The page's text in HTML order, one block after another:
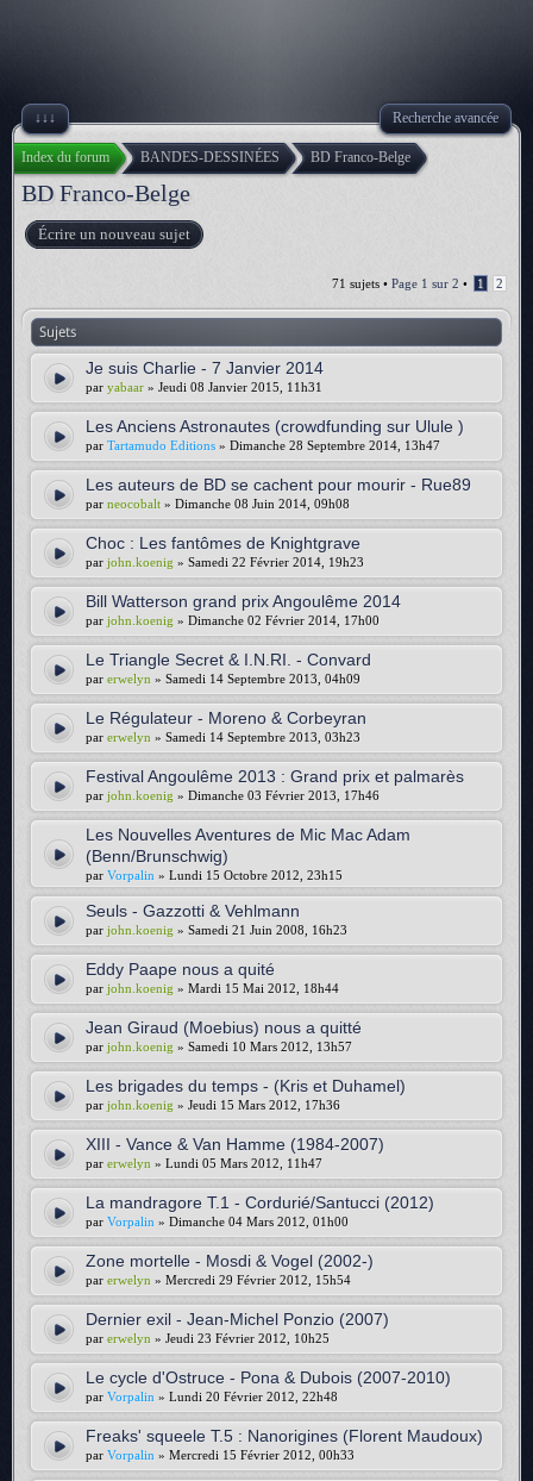
↓↓↓ Recherche avancée
Index du forum BANDES-DESSINÉES BD Franco-Belge
BD Franco-Belge
Écrire un nouveau sujet
71 sujets • Page 1 sur 2 • 1 2
Sujets
Je suis Charlie - 7 Janvier 2014
par yabaar » Jeudi 08 Janvier 2015, 11h31
Les Anciens Astronautes (crowdfunding sur Ulule )
par Tartamudo Editions » Dimanche 28 Septembre 2014, 13h47
Les auteurs de BD se cachent pour mourir - Rue89
par neocobalt » Dimanche 08 Juin 2014, 09h08
Choc : Les fantômes de Knightgrave
par john.koenig » Samedi 22 Février 2014, 19h23
Bill Watterson grand prix Angoulême 2014
par john.koenig » Dimanche 02 Février 2014, 17h00
Le Triangle Secret & I.N.RI. - Convard
par erwelyn » Samedi 14 Septembre 2013, 04h09
Le Régulateur - Moreno & Corbeyran
par erwelyn » Samedi 14 Septembre 2013, 03h23
Festival Angoulême 2013 : Grand prix et palmarès
par john.koenig » Dimanche 03 Février 2013, 17h46
Les Nouvelles Aventures de Mic Mac Adam
(Benn/Brunschwig)
par Vorpalin » Lundi 15 Octobre 2012, 23h15
Seuls - Gazzotti & Vehlmann
par john.koenig » Samedi 21 Juin 2008, 16h23
Eddy Paape nous a quité
par john.koenig » Mardi 15 Mai 2012, 18h44
Jean Giraud (Moebius) nous a quitté
par john.koenig » Samedi 10 Mars 2012, 13h57
Les brigades du temps - (Kris et Duhamel)
par john.koenig » Jeudi 15 Mars 2012, 17h36
XIII - Vance & Van Hamme (1984-2007)
par erwelyn » Lundi 05 Mars 2012, 11h47
La mandragore T.1 - Cordurié/Santucci (2012)
par Vorpalin » Dimanche 04 Mars 2012, 01h00
Zone mortelle - Mosdi & Vogel (2002-)
par erwelyn » Mercredi 29 Février 2012, 15h54
Dernier exil - Jean-Michel Ponzio (2007)
par erwelyn » Jeudi 23 Février 2012, 10h25
Le cycle d'Ostruce - Pona & Dubois (2007-2010)
par Vorpalin » Lundi 20 Février 2012, 22h48
Freaks' squeele T.5 : Nanorigines (Florent Maudoux)
par Vorpalin » Mercredi 15 Février 2012, 00h33